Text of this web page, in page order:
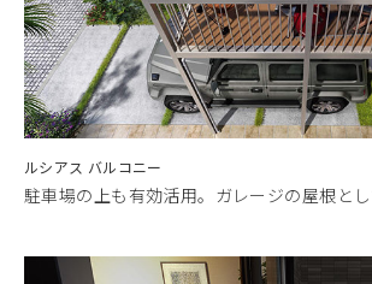
ルシアス バルコニー
駐車場の上も有効活用。ガレージの屋根とし